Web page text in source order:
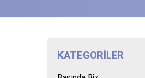
KATEGORILER